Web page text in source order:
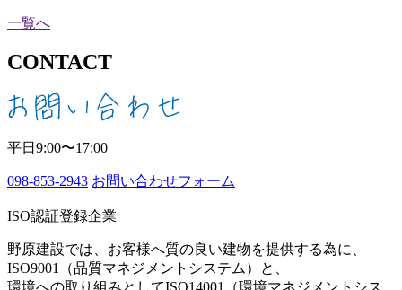
一覧へ
CONTACT
平日9:00〜17:00
098-853-2943 お問い合わせフォーム
ISO認証登録企業
野原建設では、お客様へ質の良い建物を提供する為に、
ISO9001（品質マネジメントシステム）と、